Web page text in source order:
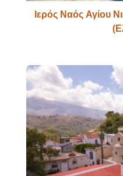
Ιερός Ναός Αγίου